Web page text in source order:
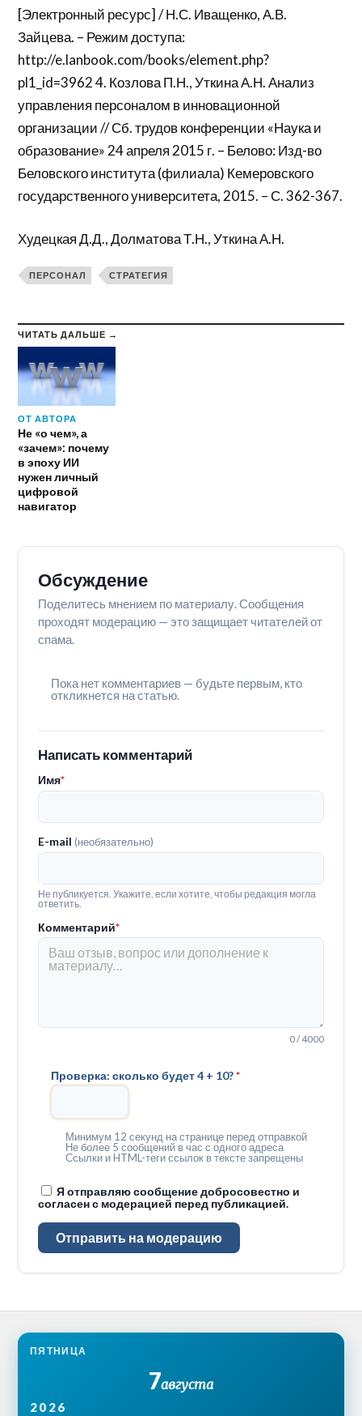
[Электронный ресурс] / Н.С. Иващенко, А.В.
Зайцева. – Режим доступа:
http://e.lanbook.com/books/element.php?
pl1_id=3962 4. Козлова П.Н., Уткина А.Н. Анализ
управления персоналом в инновационной
организации // Сб. трудов конференции «Наука и
образование» 24 апреля 2015 г. – Белово: Изд-во
Беловского института (филиала) Кемеровского
государственного университета, 2015. – С. 362-367.
Худецкая Д.Д., Долматова Т.Н., Уткина А.Н.
ПЕРСОНАЛ СТРАТЕГИЯ
ЧИТАТЬ ДАЛЬШЕ →
ОТ АВТОРА
Не «о чем», а
«зачем»: почему
в эпоху ИИ
нужен личный
цифровой
навигатор
Обсуждение
Поделитесь мнением по материалу. Сообщения
проходят модерацию — это защищает читателей от
спама.
Пока нет комментариев — будьте первым, кто
откликнется на статью.
Написать комментарий
Имя*
E-mail(необязательно)
Не публикуется. Укажите, если хотите, чтобы редакция могла
ответить.
Комментарий*
0 / 4000
Проверка: сколько будет 4 + 10?*
Минимум 12 секунд на странице перед отправкой
Не более 5 сообщений в час с одного адреса
Ссылки и HTML-теги ссылок в тексте запрещены
Я отправляю сообщение добросовестно и
согласен с модерацией перед публикацией.
Отправить на модерацию
ПЯТНИЦА
7августа
2026